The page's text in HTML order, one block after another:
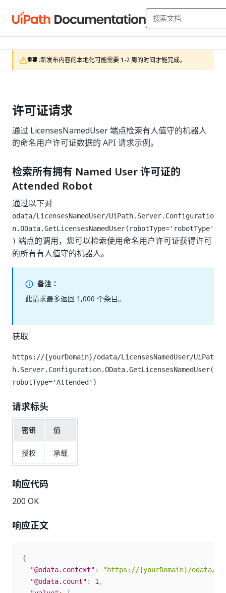
重要 :新发布内容的本地化可能需要 1-2 周的时间才能完成。
许可证请求
通过 LicensesNamedUser 端点检索有人值守的机器人
的命名用户许可证数据的 API 请求示例。
检索所有拥有 Named User 许可证的
Attended Robot
通过以下对
odata/LicensesNamedUser/UiPath.Server.Configuratio
n.OData.GetLicensesNamedUser(robotType='robotType'
) 端点的调用，您可以检索使用命名用户许可证获得许可
的所有有人值守的机器人。
备注：
此请求最多返回 1,000 个条目。
获取
https://{yourDomain}/odata/LicensesNamedUser/UiPat
h.Server.Configuration.OData.GetLicensesNamedUser(
robotType='Attended')
请求标头
密钥 值
授权 承载
响应代码
200 OK
响应正文
{
"@odata.context" :
"https://{yourDomain}/odata/
"@odata.count" : 1 ,